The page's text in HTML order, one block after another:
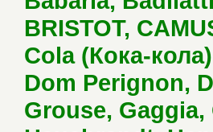
BRISTOT,
Cola (Кока-
Dom Perignon,
Grouse,